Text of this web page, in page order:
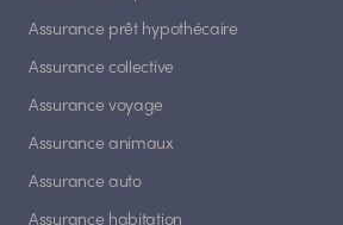
Assurance prêt hypothécaire
Assurance collective
Assurance voyage
Assurance animaux
Assurance auto
Assurance habitation